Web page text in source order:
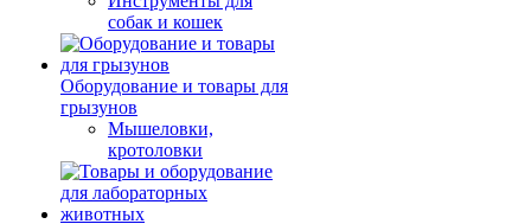
собак и кошек
Оборудование и товары для
грызунов
Мышеловки,
кротоловки